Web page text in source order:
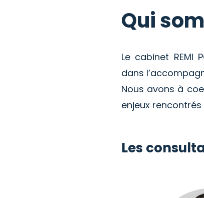
Qui
Le cabinet REMI
dans
Nous avons à
enjeux
Les